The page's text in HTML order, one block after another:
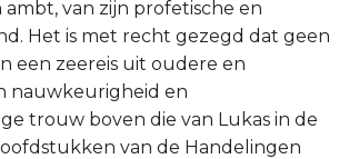
ambt, van zijn profetische en
Het is met recht gezegd dat geen
een zeereis uit oudere en
nauwkeurigheid en
trouw boven die van Lukas in de
van de Handelingen